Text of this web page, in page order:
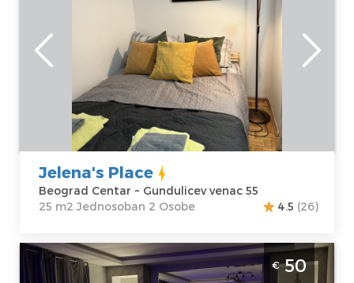
Lokacija:
Beograd Centar
Gundulicev
venac 55
40 €
Gosti:2
Kvadratura : 25
m2
Struktura :
Jednosoban
Jelena's Place
Beograd Centar ~ Gundulicev venac 55
25 m2 Jednosoban 2 Osobe
4.5 (26)
Jednosoban Apartman Leon Beograd Novi
Beograd Apartman sa djakuzijem na
€50